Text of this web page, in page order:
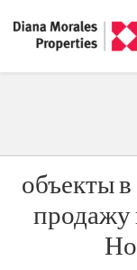
объекты
продажу